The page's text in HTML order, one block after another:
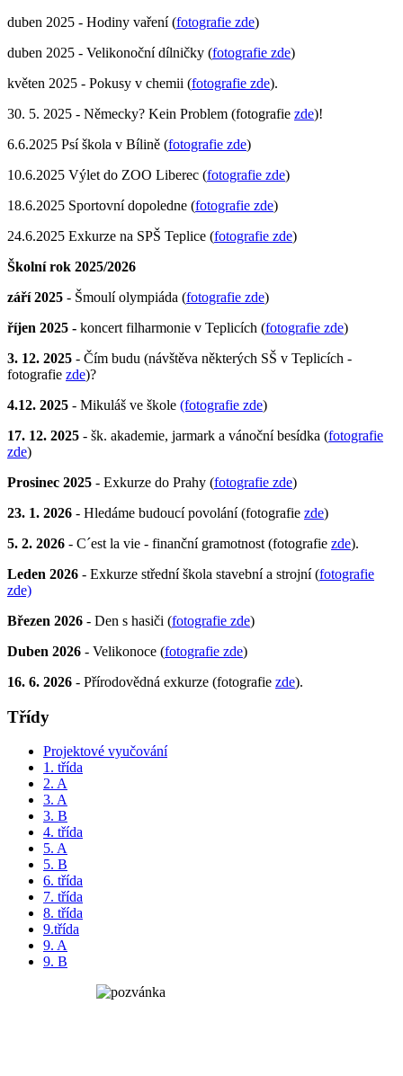
duben 2025 - Hodiny vaření (fotografie zde)
duben 2025 - Velikonoční dílničky (fotografie zde)
květen 2025 - Pokusy v chemii (fotografie zde).
30. 5. 2025 - Německy? Kein Problem (fotografie zde)!
6.6.2025 Psí škola v Bílině (fotografie zde)
10.6.2025 Výlet do ZOO Liberec (fotografie zde)
18.6.2025 Sportovní dopoledne (fotografie zde)
24.6.2025 Exkurze na SPŠ Teplice (fotografie zde)
Školní rok 2025/2026
září 2025 - Šmoulí olympiáda (fotografie zde)
říjen 2025 - koncert filharmonie v Teplicích (fotografie zde)
3. 12. 2025 - Čím budu (návštěva některých SŠ v Teplicích -
fotografie zde)?
4.12. 2025 - Mikuláš ve škole (fotografie zde)
17. 12. 2025 - šk. akademie, jarmark a vánoční besídka (fotografie
zde)
Prosinec 2025 - Exkurze do Prahy (fotografie zde)
23. 1. 2026 - Hledáme budoucí povolání (fotografie zde)
5. 2. 2026 - C´est la vie - finanční gramotnost (fotografie zde).
Leden 2026 - Exkurze střední škola stavební a strojní (fotografie
zde)
Březen 2026 - Den s hasiči (fotografie zde)
Duben 2026 - Velikonoce (fotografie zde)
16. 6. 2026 - Přírodovědná exkurze (fotografie zde).
Třídy
Projektové vyučování
1. třída
2. A
3. A
3. B
4. třída
5. A
5. B
6. třída
7. třída
8. třída
9.třída
9. A
9. B